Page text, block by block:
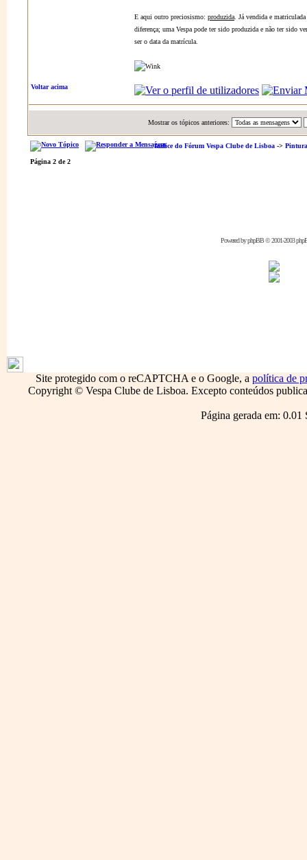
E aqui outro preciosismo: produzida . Já vendida e
diferença; uma Vespa pode ter sido produzida e não ter sido
ser o data da matrícula.
Voltar acima
Mostrar os tópicos anteriores:
Índice do Fórum Vespa Clube de Lisboa -> Pintura
Página 2 de2
Powered byphpBB© 2001-2003
Site protegido com o reCAPTCHA e o Google, a política de
Copyright © Vespa Clube de Lisboa. Excepto conteúdos
Página gerada em: 0.01